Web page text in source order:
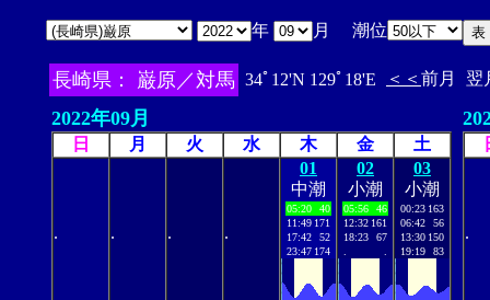
年 月 潮位
長崎県： 巌原／対馬 34ﾟ12'N 129ﾟ18'E ＜＜ 前月 翌
2022年09月
日 月 火 水 木 金 土
. . . .
01
中潮
05:20
40
11:49 171
17:42
52
23:47 174
02
小潮
05:56
46
12:32 161
18:23
67
03
小潮
00:23 163
06:42
56
13:30 150
19:19
83
.